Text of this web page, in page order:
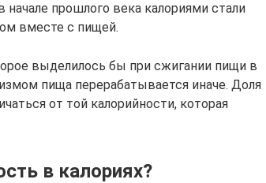
прошлого века калориями стали
вместе с пищей.
выделилось бы при сжигании пищи в
пища перерабатывается иначе. Доля
от той калорийности, которая
в калориях?